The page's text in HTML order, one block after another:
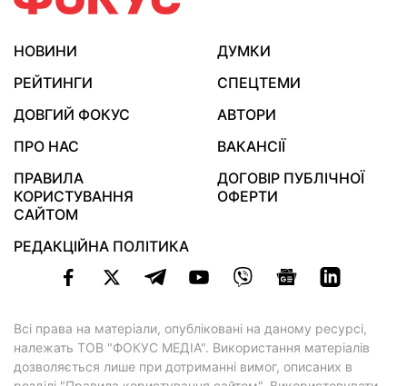
НОВИНИ
ДУМКИ
РЕЙТИНГИ
СПЕЦТЕМИ
ДОВГИЙ ФОКУС
АВТОРИ
ПРО НАС
ВАКАНСІЇ
ПРАВИЛА
КОРИСТУВАННЯ
САЙТОМ
ДОГОВІР ПУБЛІЧНОЇ
ОФЕРТИ
РЕДАКЦІЙНА ПОЛІТИКА
Всі права на матеріали, опубліковані на даному ресурсі,
належать ТОВ "ФОКУС МЕДІА". Використання матеріалів
дозволяється лише при дотриманні вимог, описаних в